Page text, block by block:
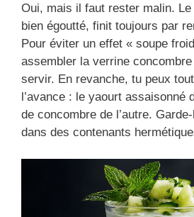
Oui, mais il faut rester malin.
bien égoutté, finit toujours par
Pour éviter un effet « soupe
assembler la verrine
servir. En revanche, tu peux
l’avance : le yaourt assaisonné
de concombre de l’autre.
dans des contenants